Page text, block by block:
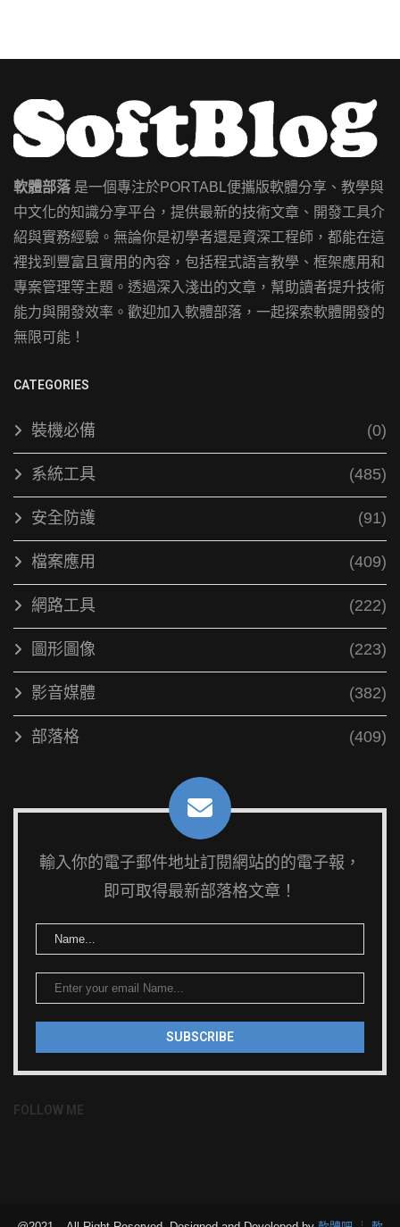
軟體部落是一個專注於PORTABL便攜版軟體分享、教學與
中文化的知識分享平台，提供最新的技術文章、開發工具介
紹與實務經驗。無論你是初學者還是資深工程師，都能在這
裡找到豐富且實用的內容，包括程式語言教學、框架應用和
專案管理等主題。透過深入淺出的文章，幫助讀者提升技術
能力與開發效率。歡迎加入軟體部落，一起探索軟體開發的
無限可能！
CATEGORIES
裝機必備 (0)
系統工具 (485)
安全防護 (91)
檔案應用 (409)
網路工具 (222)
圖形圖像 (223)
影音媒體 (382)
部落格 (409)
輸入你的電子郵件地址訂閱網站的的電子報，
即可取得最新部落格文章！
FOLLOW ME